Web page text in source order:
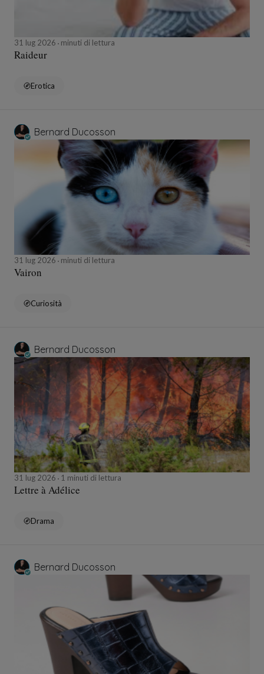
31 lug 2026 minuti di lettura
Raideur
Erotica
Bernard Ducosson
31 lug 2026 minuti di lettura
Vairon
Curiosità
Bernard Ducosson
31 lug 2026 1 minuti di lettura
Lettre à Adélice
Drama
Bernard Ducosson